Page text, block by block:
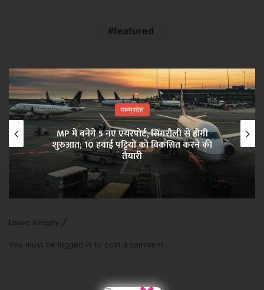
featured
मध्य्प्रदेश
MP में बनेंगे 5 नए एयरपोर्ट, सिंगरौली से होगी
शुरुआत; 10 हवाई पट्टियों को विकसित करने की
तैयारी
Leave a Reply
You must be logged in to post a comment.